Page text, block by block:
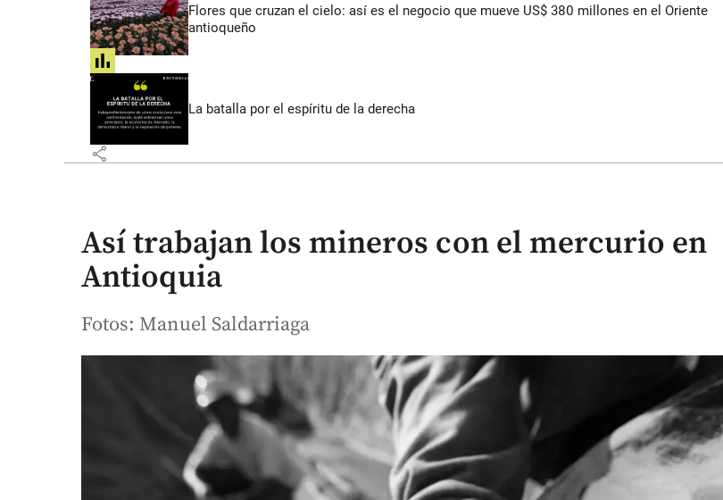
Flores que cruzan el cielo: así es el negocio que mueve US$ 380 millones en el Oriente
antioqueño
share
La batalla por el espíritu de la derecha
share
Así trabajan los mineros con el mercurio en
Antioquia
Fotos: Manuel Saldarriaga